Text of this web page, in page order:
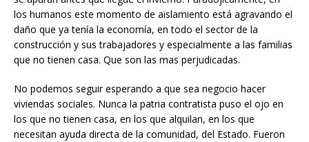
los humanos este momento de aislamiento está agravando el
daño que ya tenía la economía, en todo el sector de la
construcción y sus trabajadores y especialmente a las familias
que no tienen casa. Que son las mas perjudicadas.
No podemos seguir esperando a que sea negocio hacer
viviendas sociales. Nunca la patria contratista puso el ojo en
los que no tienen casa, en los que alquilan, en los que
necesitan ayuda directa de la comunidad, del Estado. Fueron